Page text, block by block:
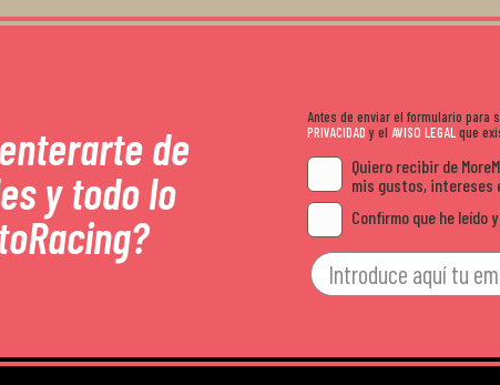
de
y todo lo
Antes de enviar el formulario para
PRIVACIDADy el AVISO LEGALque
Quiero recibir de
mis gustos, intereses
Confirmo que he leído